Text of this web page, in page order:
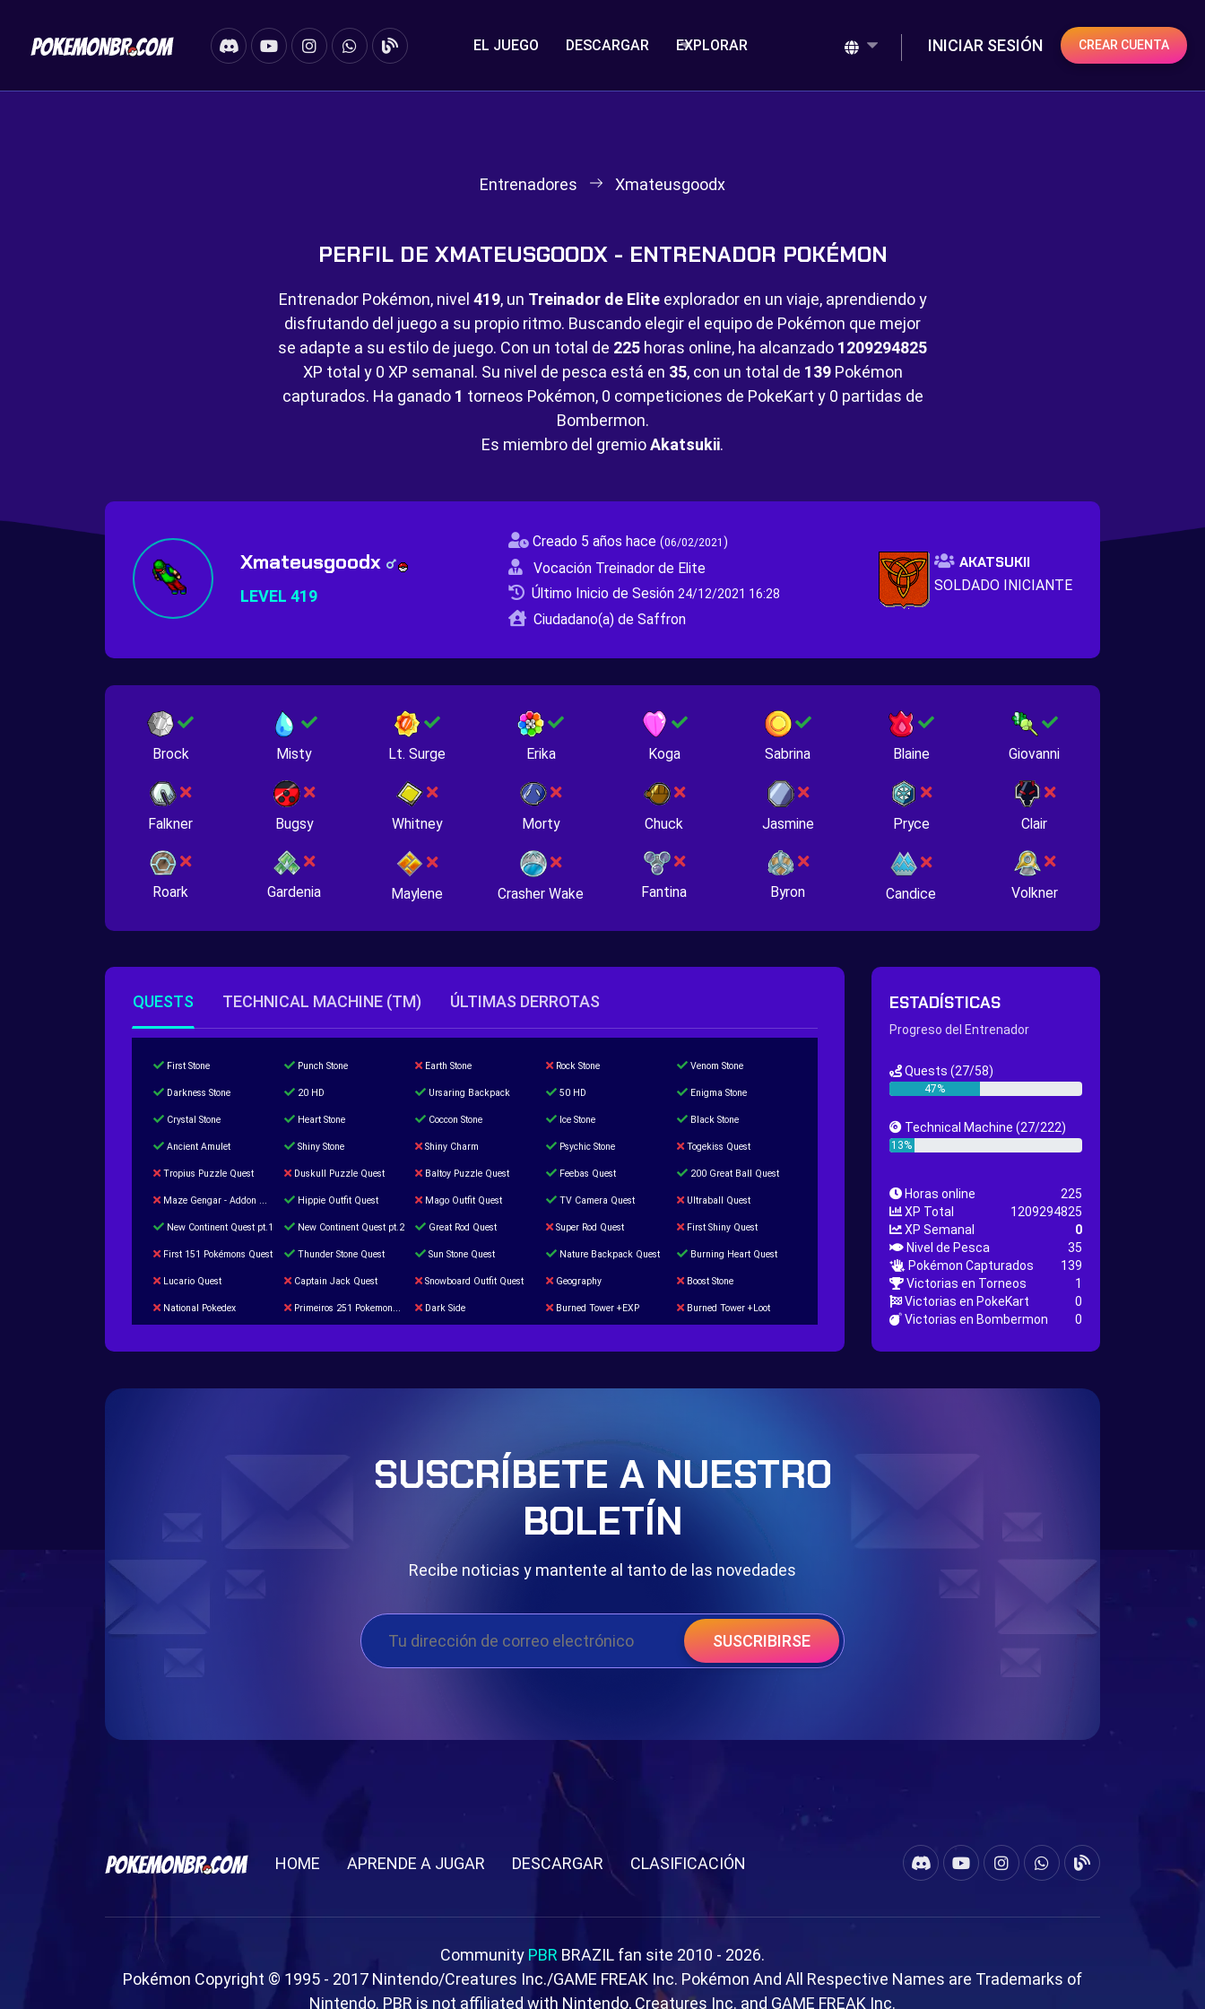
EL JUEGO DESCARGAR EXPLORAR INICIAR SESIÓN CREAR CUENTA
Entrenadores Xmateusgoodx
PERFIL DE XMATEUSGOODX - ENTRENADOR POKÉMON
Entrenador Pokémon, nivel 419, un Treinador de Eliteexplorador en un viaje, aprendiendo y
disfrutando del juego a su propio ritmo. Buscando elegir el equipo de Pokémon que mejor
se adapte a su estilo de juego. Con un total de 225 horas online, ha alcanzado 1209294825
XP total y 0 XP semanal. Su nivel de pesca está en 35, con un total de 139Pokémon
capturados. Ha ganado 1 torneos Pokémon, 0 competiciones de PokeKart y 0 partidas de
Bombermon.
Es miembro del gremioAkatsukii.
Xmateusgoodx
LEVEL 419
Creado 5 años hace (06/02/2021 )
Vocación Treinador de Elite
Último Inicio de Sesión 24/12/2021 16:28
Ciudadano(a) de Saffron
AKATSUKII
SOLDADO INICIANTE
Brock Misty Lt. Surge Erika Koga Sabrina Blaine Giovanni
Falkner Bugsy Whitney Morty Chuck Jasmine Pryce Clair
Roark Gardenia Maylene Crasher Wake Fantina Byron Candice Volkner
QUESTS TECHNICAL MACHINE (TM) ÚLTIMAS DERROTAS
First Stone Punch Stone Earth Stone Rock Stone Venom Stone
Darkness Stone 20 HD Ursaring Backpack 50 HD Enigma Stone
Crystal Stone Heart Stone Coccon Stone Ice Stone Black Stone
Ancient Amulet Shiny Stone Shiny Charm Psychic Stone Togekiss Quest
Tropius Puzzle Quest Duskull Puzzle Quest Baltoy Puzzle Quest Feebas Quest 200 Great Ball Quest
Maze Gengar - Addon Gengar Quest Hippie Outfit Quest Mago Outfit Quest TV Camera Quest Ultraball Quest
New Continent Quest pt.1 New Continent Quest pt.2 Great Rod Quest Super Rod Quest First Shiny Quest
First 151 Pokémons Quest Thunder Stone Quest Sun Stone Quest Nature Backpack Quest Burning Heart Quest
Lucario Quest Captain Jack Quest Snowboard Outfit Quest Geography Boost Stone
National Pokedex Primeiros 251 Pokemons na Pokedex Dark Side Burned Tower +EXP Burned Tower +Loot
ESTADÍSTICAS
Progreso del Entrenador
Quests (27/58)
47%
Technical Machine (27/222)
13%
Horas online
225
XP Total
1209294825
XP Semanal
0
Nivel de Pesca
35
Pokémon Capturados
139
Victorias en Torneos
1
Victorias en PokeKart
0
Victorias en Bombermon
0
SUSCRÍBETE A NUESTRO
BOLETÍN
Recibe noticias y mantente al tanto de las novedades
SUSCRIBIRSE
HOME APRENDE A JUGAR DESCARGAR CLASIFICACIÓN
Community PBR BRAZIL fan site 2010 - 2026.
Pokémon Copyright © 1995 - 2017 Nintendo/Creatures Inc./GAME FREAK Inc. Pokémon And All Respective Names are Trademarks of
Nintendo. PBR is not affiliated with Nintendo, Creatures Inc. and GAME FREAK Inc.